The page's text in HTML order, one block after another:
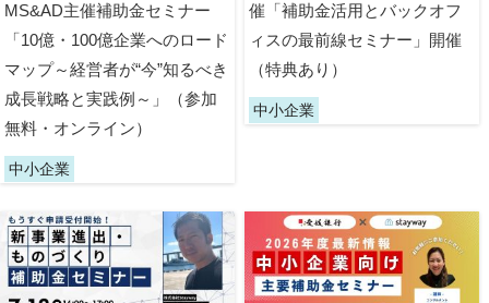
MS&AD主催補助金セミナー
「10億・100億企業へのロード
マップ～経営者が“今”知るべき
成長戦略と実践例～」（参加
無料・オンライン）
中小企業
催「補助金活用とバックオフ
ィスの最前線セミナー」開催
（特典あり）
中小企業